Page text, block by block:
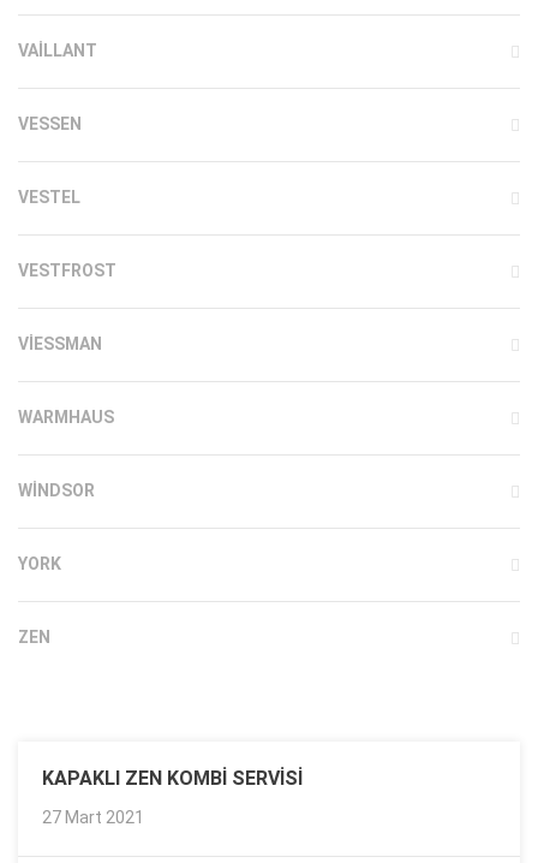
VAILLANT
VESSEN
VESTEL
VESTFROST
VIESSMAN
WARMHAUS
WINDSOR
YORK
ZEN
KAPAKLI ZEN KOMBI SERVISI
27 Mart 2021